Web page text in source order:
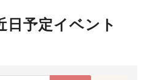
日予定イベント